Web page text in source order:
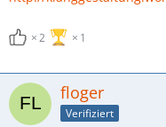
2 1
floger
Verifiziert